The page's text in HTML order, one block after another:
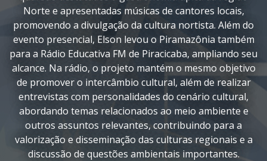
Norte e apresentadas músicas de cantores locais,
promovendo a divulgação da cultura nortista. Além do
evento presencial, Elson levou o Piramazônia também
para a Rádio Educativa FM de Piracicaba, ampliando seu
alcance. Na rádio, o projeto mantém o mesmo objetivo
de promover o intercâmbio cultural, além de realizar
entrevistas com personalidades do cenário cultural,
abordando temas relacionados ao meio ambiente e
outros assuntos relevantes, contribuindo para a
valorização e disseminação das culturas regionais e a
discussão de questões ambientais importantes.